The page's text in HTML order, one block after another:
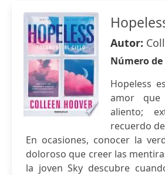
Autor:
Número
Hopeless
amor
aliento;
recuerdo
En ocasiones, conocer la
doloroso que creer las
la joven Sky descubre